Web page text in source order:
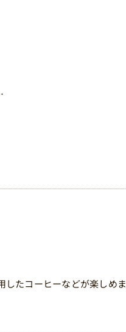
したコーヒーなどが楽しめま